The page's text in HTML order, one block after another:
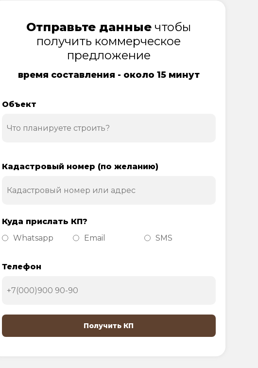
Отправьте данные чтобы
получить коммерческое
предложение
время составления - около 15 минут
Объект
Кадастровый номер (по желанию)
Куда прислать КП?
Whatsapp
Email SMS
Телефон